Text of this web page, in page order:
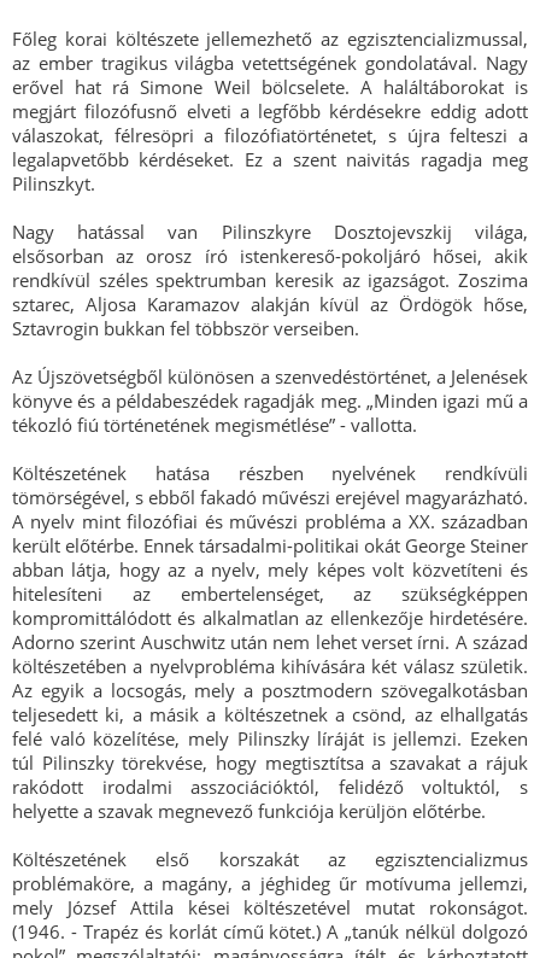
Főleg korai költészete jellemezhető az egzisztencializmussal,
az ember tragikus világba vetettségének gondolatával. Nagy
erővel hat rá Simone Weil bölcselete. A haláltáborokat is
megjárt filozófusnő elveti a legfőbb kérdésekre eddig adott
válaszokat, félresöpri a filozófiatörténetet, s újra felteszi a
legalapvetőbb kérdéseket. Ez a szent naivitás ragadja meg
Pilinszkyt.
Nagy hatással van Pilinszkyre Dosztojevszkij világa,
elsősorban az orosz író istenkereső-pokoljáró hősei, akik
rendkívül széles spektrumban keresik az igazságot. Zoszima
sztarec, Aljosa Karamazov alakján kívül az Ördögök hőse,
Sztavrogin bukkan fel többször verseiben.
Az Újszövetségből különösen a szenvedéstörténet, a Jelenések
könyve és a példabeszédek ragadják meg. „Minden igazi mű a
tékozló fiú történetének megismétlése” - vallotta.
Költészetének hatása részben nyelvének rendkívüli
tömörségével, s ebből fakadó művészi erejével magyarázható.
A nyelv mint filozófiai és művészi probléma a XX. században
került előtérbe. Ennek társadalmi-politikai okát George Steiner
abban látja, hogy az a nyelv, mely képes volt közvetíteni és
hitelesíteni az embertelenséget, az szükségképpen
kompromittálódott és alkalmatlan az ellenkezője hirdetésére.
Adorno szerint Auschwitz után nem lehet verset írni. A század
költészetében a nyelvprobléma kihívására két válasz születik.
Az egyik a locsogás, mely a posztmodern szövegalkotásban
teljesedett ki, a másik a költészetnek a csönd, az elhallgatás
felé való közelítése, mely Pilinszky líráját is jellemzi. Ezeken
túl Pilinszky törekvése, hogy megtisztítsa a szavakat a rájuk
rakódott irodalmi asszociációktól, felidéző voltuktól, s
helyette a szavak megnevező funkciója kerüljön előtérbe.
Költészetének első korszakát az egzisztencializmus
problémaköre, a magány, a jéghideg űr motívuma jellemzi,
mely József Attila kései költészetével mutat rokonságot.
(1946. - Trapéz és korlát című kötet.) A „tanúk nélkül dolgozó